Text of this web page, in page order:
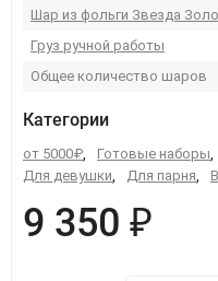
Шар из фольги Звезда
Груз ручной работы
Общее количество шаров
Категории
от 5000₽, Готовые наборы,
Для девушки, Для парня,
9 350 ₽